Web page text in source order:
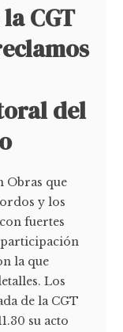
CGT
del
Obras que
y los
fuertes
participación
la que
Los
de la CGT
su acto